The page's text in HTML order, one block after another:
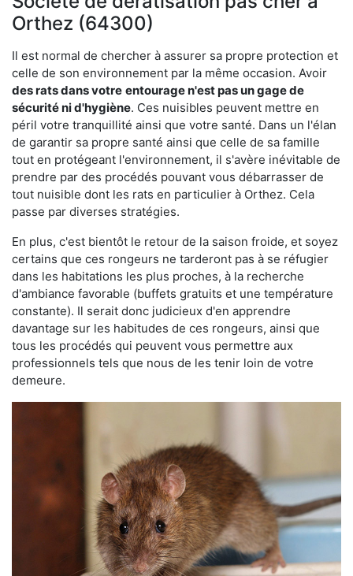
Orthez (64300)
Il est normal de chercher à assurer sa propre protection et
celle de son environnement par la même occasion. Avoir
des rats dans votre entourage n'est pas un gage de
sécurité ni d'hygiène. Ces nuisibles peuvent mettre en
péril votre tranquillité ainsi que votre santé. Dans un l'élan
de garantir sa propre santé ainsi que celle de sa famille
tout en protégeant l'environnement, il s'avère inévitable de
prendre par des procédés pouvant vous débarrasser de
tout nuisible dont les rats en particulier à Orthez. Cela
passe par diverses stratégies.
En plus, c'est bientôt le retour de la saison froide, et soyez
certains que ces rongeurs ne tarderont pas à se réfugier
dans les habitations les plus proches, à la recherche
d'ambiance favorable (buffets gratuits et une température
constante). Il serait donc judicieux d'en apprendre
davantage sur les habitudes de ces rongeurs, ainsi que
tous les procédés qui peuvent vous permettre aux
professionnels tels que nous de les tenir loin de votre
demeure.